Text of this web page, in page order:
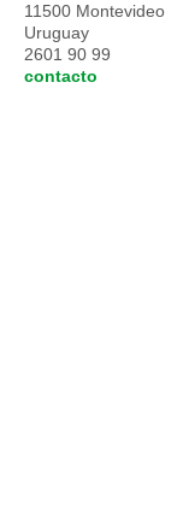
11500 Montevideo
Uruguay
2601 90 99
contacto